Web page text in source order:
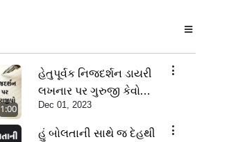
1:00
હેતુપૂર્વક નિજદર્શન ડાયરી
લખનાર પર ગુરુજી કેવો
રાજીપો વરસાવશે ?
Dec 01, 2023
હું બોલતાની સાથે જ દેહથી